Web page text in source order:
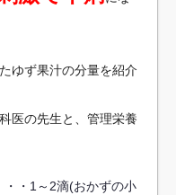
ゆず果汁の分量を紹介
医の先生と、管理栄養
・1～2滴(おかずの小